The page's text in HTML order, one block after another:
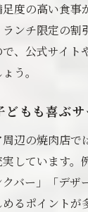
度の高い食事
ンチ限定の割
、公式サイト
う。
どもも喜ぶ
辺の焼肉店で
しています。
バー」「デザ
るポイントが